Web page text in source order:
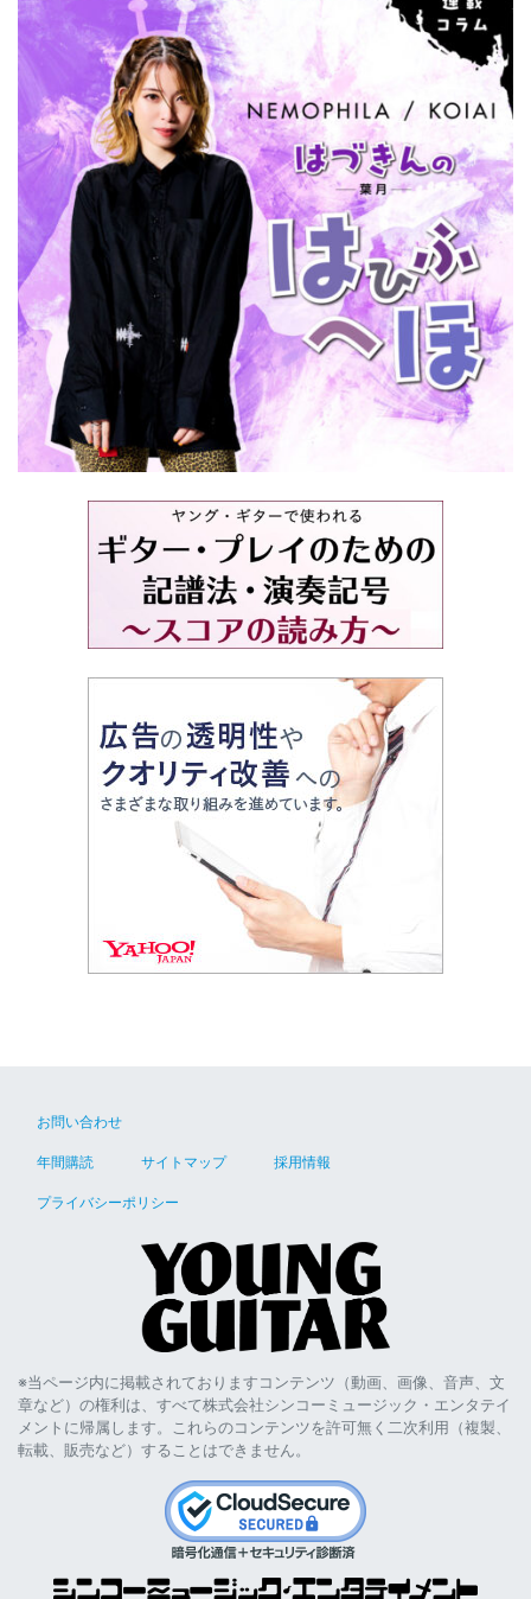
お問い合わせ
年間購読 サイトマップ 採用情報
プライバシーポリシー
※当ページ内に掲載されておりますコンテンツ（動画、画像、音声、文
章など）の権利は、すべて株式会社シンコーミュージック・エンタテイ
メントに帰属します。これらのコンテンツを許可無く二次利用（複製、
転載、販売など）することはできません。